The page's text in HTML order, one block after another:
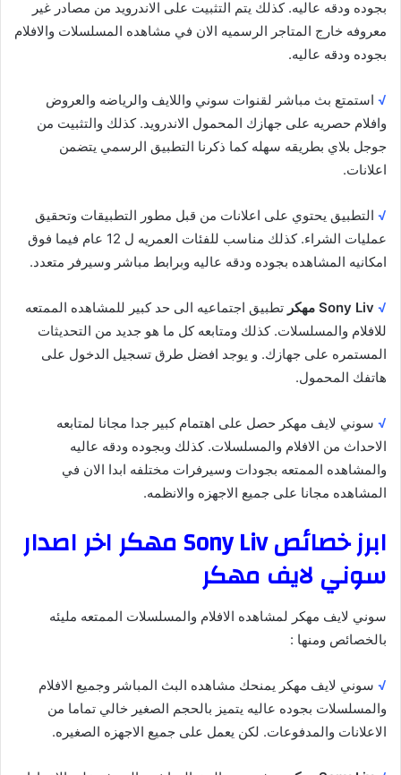
بجوده ودقه عاليه. كذلك يتم التثبيت على الاندرويد من مصادر غير
معروفه خارج المتاجر الرسميه الان في مشاهده المسلسلات والافلام
بجوده ودقه عاليه.
√ استمتع بث مباشر لقنوات سوني واللايف والرياضه والعروض
وافلام حصريه على جهازك المحمول الاندرويد. كذلك والتثبيت من
جوجل بلاي بطريقه سهله كما ذكرنا التطبيق الرسمي يتضمن
اعلانات.
√ التطبيق يحتوي على اعلانات من قبل مطور التطبيقات وتحقيق
عمليات الشراء. كذلك مناسب للفئات العمريه ل 12 عام فيما فوق
امكانيه المشاهده بجوده ودقه عاليه وبرابط مباشر وسيرفر متعدد.
√ Sony Liv مهكر
تطبيق اجتماعيه الى حد كبير للمشاهده الممتعه
للافلام والمسلسلات. كذلك ومتابعه كل ما هو جديد من التحديثات
المستمره على جهازك. و يوجد افضل طرق تسجيل الدخول على
هاتفك المحمول.
√ سوني لايف مهكر حصل على اهتمام كبير جدا مجانا لمتابعه
الاحداث من الافلام والمسلسلات. كذلك وبجوده ودقه عاليه
والمشاهده الممتعه بجودات وسيرفرات مختلفه ابدا الان في
المشاهده مجانا على جميع الاجهزه والانظمه.
ابرز خصائص Sony Liv مهكر اخر اصدار
سوني لايف مهكر
سوني لايف مهكر لمشاهده الافلام والمسلسلات الممتعه مليئه
بالخصائص ومنها :
√ سوني لايف مهكر يمنحك مشاهده البث المباشر وجميع الافلام
والمسلسلات بجوده عاليه يتميز بالحجم الصغير خالي تماما من
الاعلانات والمدفوعات. لكن يعمل على جميع الاجهزه الصغيره.